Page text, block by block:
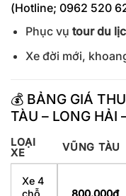
(Hotline; 0962 520
Phục vụ tour du
Xe đời mới,
💰 BẢNG GIÁ
TÀU – LONG HẢI
LOẠI
XE
VŨNG TÀU
Xe 4
chỗ
800.000đ